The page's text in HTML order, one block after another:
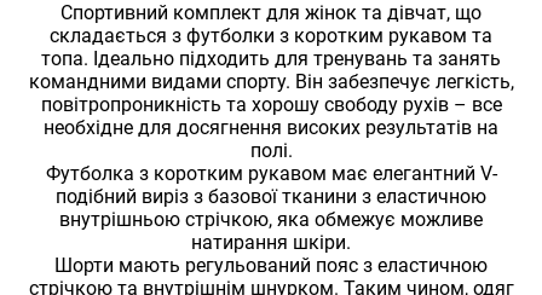
Спортивний комплект для жінок та дівчат, що
складається з футболки з коротким рукавом та
топа. Ідеально підходить для тренувань та занять
командними видами спорту. Він забезпечує легкість,
повітропроникність та хорошу свободу рухів – все
необхідне для досягнення високих результатів на
полі.
Футболка з коротким рукавом має елегантний V-
подібний виріз з базової тканини з еластичною
внутрішньою стрічкою, яка обмежує можливе
натирання шкіри.
Шорти мають регульований пояс з еластичною
стрічкою та внутрішнім шнурком. Таким чином, одяг